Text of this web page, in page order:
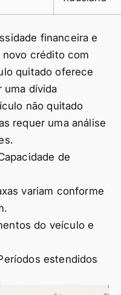
financeira e
novo crédito com
quitado oferece
uma dívida
não quitado
requer uma análise
de
variam conforme
do veículo e
estendidos